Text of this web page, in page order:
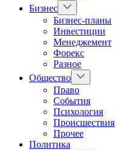
Бизнес Показать
подменю
Бизнес-планы
Инвестиции
Менеджемент
Форекс
Разное
Общество Показать
подменю
Право
События
Психология
Происшествия
Прочее
Политика